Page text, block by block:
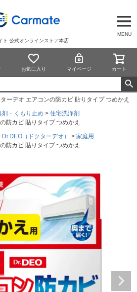
MENU
ト 公式オンラインストア本店
お気に入り マイページ カート
ーデオ エアコンの防カビ 貼りタイプ つめかえ
剤・くもり止め
住宅洗浄剤
防カビ 貼りタイプ つめかえ
Dr.DEO（ドクターデオ）
家庭用
防カビ 貼りタイプ つめかえ